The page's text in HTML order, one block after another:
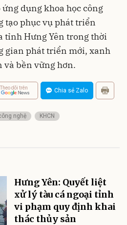
dụng khoa học công
tạo phục vụ phát triển
tỉnh Hưng Yên trong thời
gian phát triển mới, xanh
bền vững hơn.
Theo dõi trên Chia sẻ Zalo
nghệ
KHCN
Hưng Yên: Quyết liệt
xử lý tàu cá ngoại tỉnh
vi phạm quy định khai
thác thủy sản